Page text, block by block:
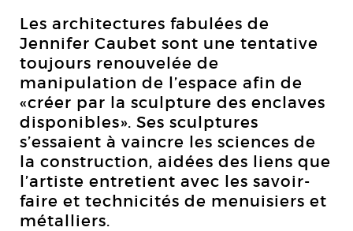
Les architectures fabulées de
Jennifer Caubet sont une tentative
toujours renouvelée de
manipulation de l’espace afin de
«créer par la sculpture des enclaves
disponibles». Ses sculptures
s’essaient à vaincre les sciences de
la construction, aidées des liens que
l’artiste entretient avec les savoir-
faire et technicités de menuisiers et
métalliers.